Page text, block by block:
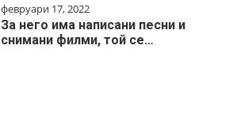
февруари 17, 2022
За него има написани песни и
снимани филми, той се…